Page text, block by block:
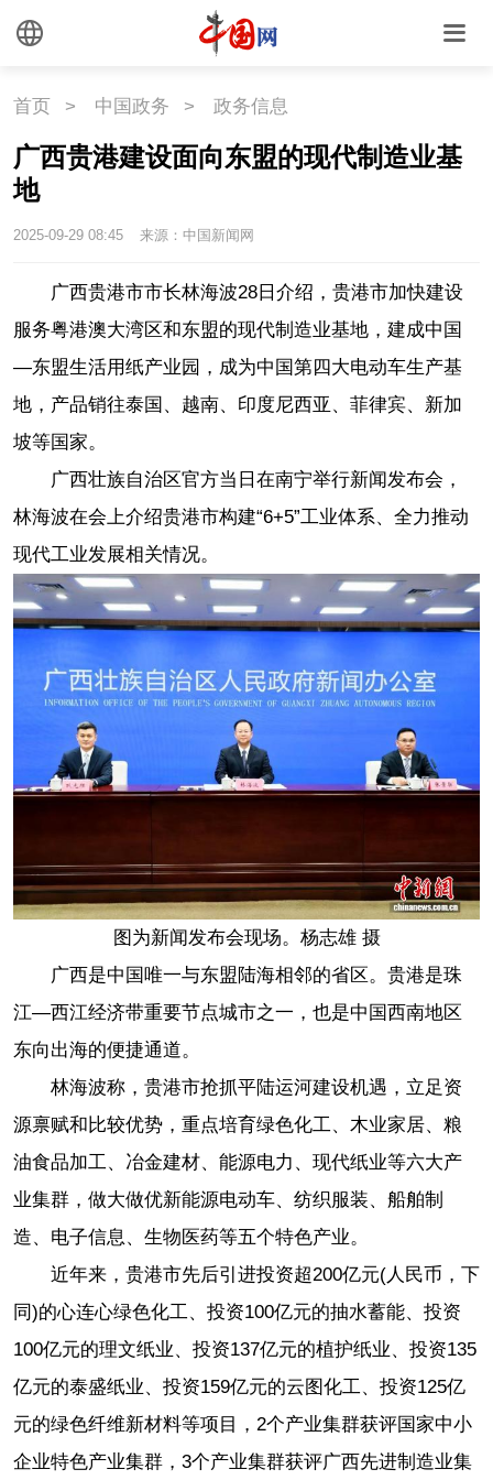
首页 > 中国政务 > 政务信息
广西贵港建设面向东盟的现代制造业基
地
2025-09-29 08:45 来源：中国新闻网
广西贵港市市长林海波28日介绍，贵港市加快建设
服务粤港澳大湾区和东盟的现代制造业基地，建成中国
—东盟生活用纸产业园，成为中国第四大电动车生产基
地，产品销往泰国、越南、印度尼西亚、菲律宾、新加
坡等国家。
广西壮族自治区官方当日在南宁举行新闻发布会，
林海波在会上介绍贵港市构建“6+5”工业体系、全力推动
现代工业发展相关情况。
图为新闻发布会现场。杨志雄 摄
广西是中国唯一与东盟陆海相邻的省区。贵港是珠
江—西江经济带重要节点城市之一，也是中国西南地区
东向出海的便捷通道。
林海波称，贵港市抢抓平陆运河建设机遇，立足资
源禀赋和比较优势，重点培育绿色化工、木业家居、粮
油食品加工、冶金建材、能源电力、现代纸业等六大产
业集群，做大做优新能源电动车、纺织服装、船舶制
造、电子信息、生物医药等五个特色产业。
近年来，贵港市先后引进投资超200亿元(人民币，下
同)的心连心绿色化工、投资100亿元的抽水蓄能、投资
100亿元的理文纸业、投资137亿元的植护纸业、投资135
亿元的泰盛纸业、投资159亿元的云图化工、投资125亿
元的绿色纤维新材料等项目，2个产业集群获评国家中小
企业特色产业集群，3个产业集群获评广西先进制造业集